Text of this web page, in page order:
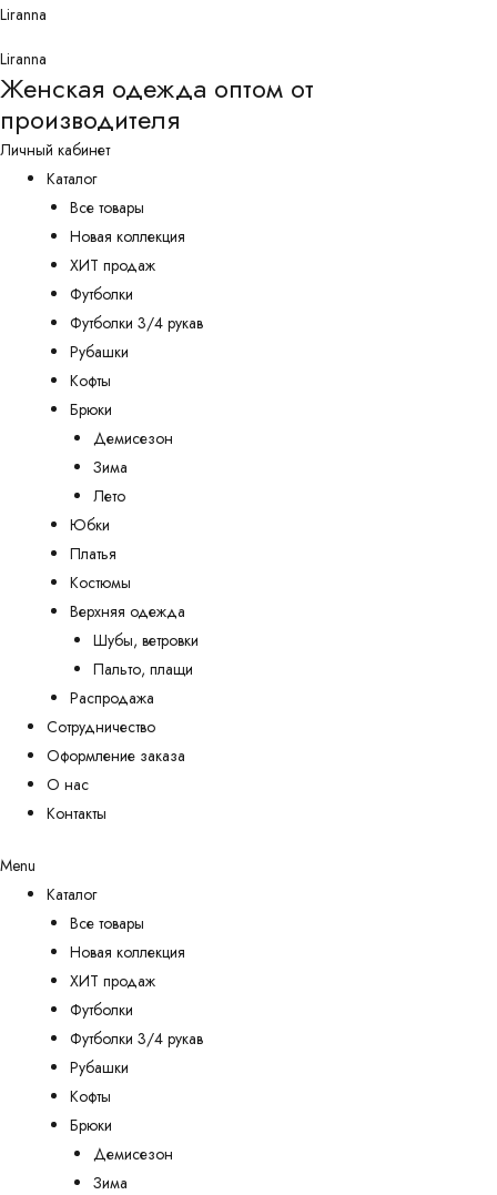
Перейти
содержимому
Liranna
Liranna
Женская одежда оптом от
производителя
Личный кабинет
Каталог
Все товары
Новая коллекция
ХИТ продаж
Футболки
Футболки 3/4 рукав
Рубашки
Кофты
Брюки
Демисезон
Зима
Лето
Юбки
Платья
Костюмы
Верхняя одежда
Шубы, ветровки
Пальто, плащи
Распродажа
Сотрудничество
Оформление заказа
О нас
Контакты
Menu
Каталог
Все товары
Новая коллекция
ХИТ продаж
Футболки
Футболки 3/4 рукав
Рубашки
Кофты
Брюки
Демисезон
Зима